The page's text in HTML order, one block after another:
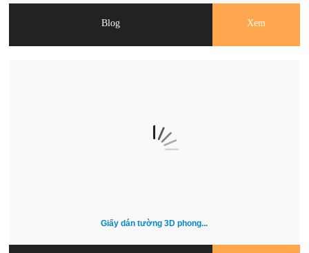
Blog Xem
Giấy dán tường 3D phong...